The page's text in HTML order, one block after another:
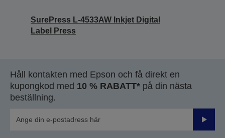
SurePress L-4533AW Inkjet Digital
Label Press
Håll kontakten med Epson och få direkt en
kupongkod med 10 % RABATT* på din nästa
beställning.
Skicka